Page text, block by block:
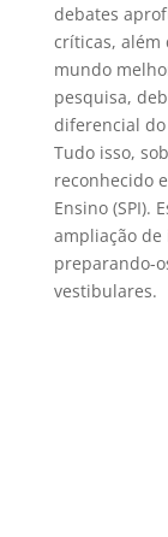
debates
críticas, além
mundo
pesquisa,
diferencial do
Tudo isso,
reconhecido
Ensino (SPI).
ampliação de
preparando-
vestibulares.